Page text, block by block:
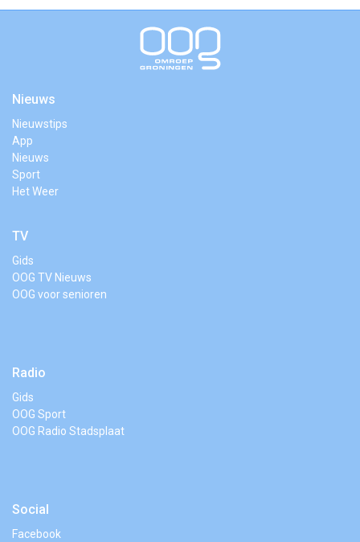
Nieuws
Nieuwstips
App
Nieuws
Sport
Het Weer
TV
Gids
OOG TV Nieuws
OOG voor senioren
Radio
Gids
OOG Sport
OOG Radio Stadsplaat
Social
Facebook